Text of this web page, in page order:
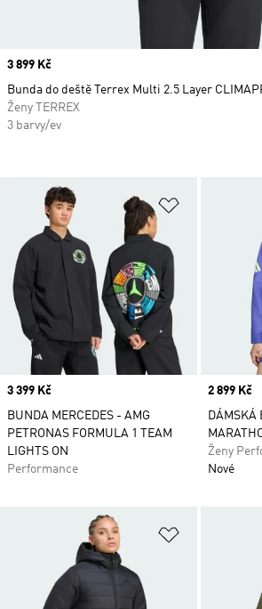
Přidat do
Price
3 399 Kč
BUNDA MERCEDES - AMG
PETRONAS FORMULA 1 TEAM
LIGHTS ON
Performance
Price
2 899 Kč
DÁMSKÁ
Ženy
Nové
Přidat do
Price
3 899 Kč
Bunda do deště Terrex Multi 2.5 Layer
Ženy TERREX
3 barvy/ev